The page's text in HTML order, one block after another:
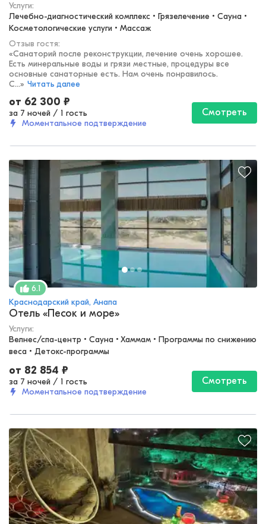
Услуги:
Лечебно-диагностический комплекс • Грязелечение • Сауна •
Косметологические услуги • Массаж
Отзыв гостя:
«Санаторий после реконструкции, лечение очень хорошее.
Есть минеральные воды и грязи местные, процедуры все
основные санаторные есть. Нам очень понравилось.
С...» Читать далее
от 62 300 ₽
за 7 ночей / 1 гость
Моментальное подтверждение
Смотреть
6.1
Краснодарский край, Анапа
Отель «Песок и море»
Услуги:
Велнес/спа-центр • Сауна • Хаммам • Программы по снижению
веса • Детокс-программы
от 82 854 ₽
за 7 ночей / 1 гость
Моментальное подтверждение
Смотреть